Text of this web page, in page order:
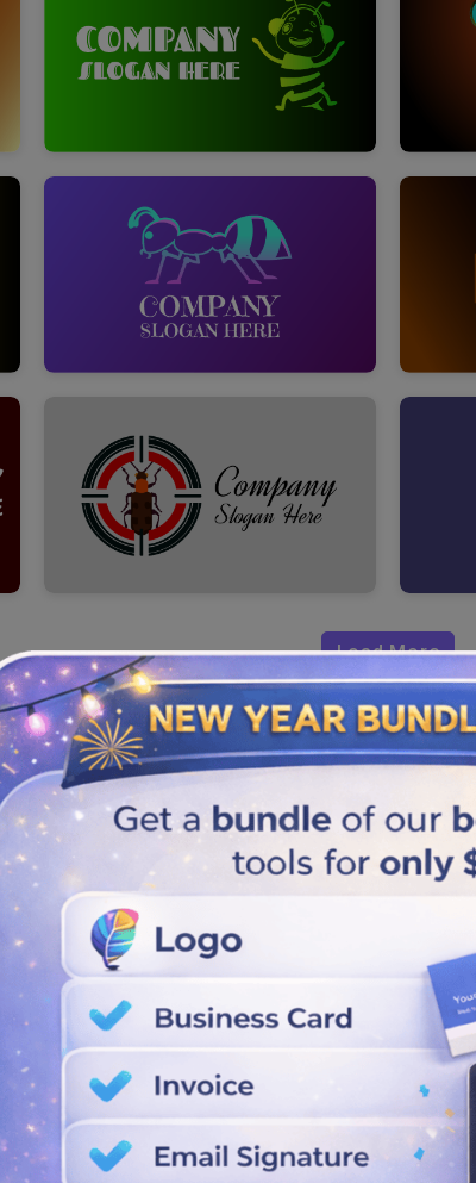
Load More
ihtiyacınız varsa kullanımı basit böcek
yeni kurulmuş bir marka olun, ister köklü
ilhamı sınırlı bir süre içinde almanıza
kullanıcı dostu bir logo tasarım
en uygun şablonu seçmek üzere logo
kombinasyonlarını, şekilleri, yazı tiplerini ve
özelleştirebilirsiniz.
Böcek logosu oluşturucuyu kullanarak tasarım